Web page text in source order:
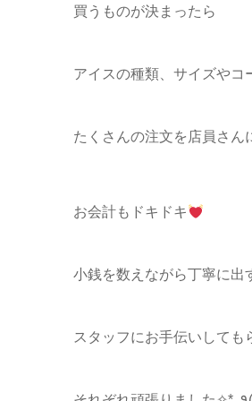
買うものが決まったら
アイスの種類、サイズやコ
たくさんの注文を店員さん
お会計もドキドキ
小銭を数えながら丁寧に出
スタッフにお手伝いしても